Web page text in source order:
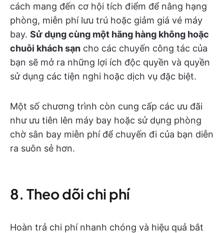
cách mang đến cơ hội tích điểm để nâng hạng
phòng, miễn phí lưu trú hoặc giảm giá vé máy
bay. Sử dụng cùng một hãng hàng không hoặc
chuỗi khách sạn cho các chuyến công tác của
bạn sẽ mở ra những lợi ích độc quyền và quyền
sử dụng các tiện nghi hoặc dịch vụ đặc biệt.
Một số chương trình còn cung cấp các ưu đãi
như ưu tiên lên máy bay hoặc sử dụng phòng
chờ sân bay miễn phí để chuyến đi của bạn diễn
ra suôn sẻ hơn.
8. Theo dõi chi phí
Hoàn trả chi phí nhanh chóng và hiệu quả bắt